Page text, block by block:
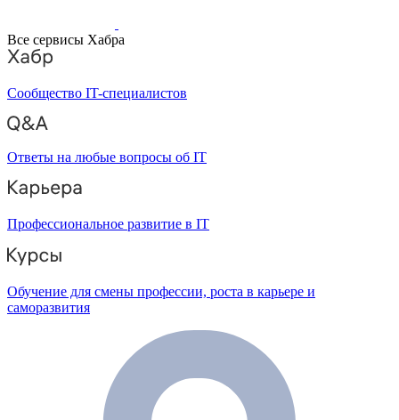
Все сервисы Хабра
Сообщество IT-специалистов
Ответы на любые вопросы об IT
Профессиональное развитие в IT
Обучение для смены профессии, роста в карьере и
саморазвития